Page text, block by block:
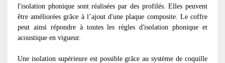
l'isolation phonique sont réalisées par des profilés. Elles peuvent
être améliorées grâce à l’ajout d'une plaque composite. Le coffre
peut ainsi répondre à toutes les règles d'isolation phonique et
acoustique en vigueur.
Une isolation supérieure est possible grâce au système de coquille